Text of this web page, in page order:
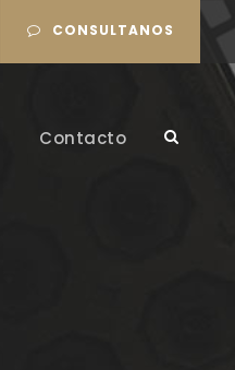
CONSULTANOS
Contacto